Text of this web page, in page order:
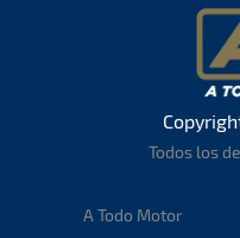
Todos los
A Todo Motor